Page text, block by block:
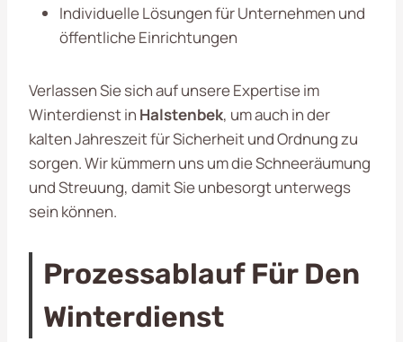
Individuelle Lösungen für Unternehmen und
öffentliche Einrichtungen
Verlassen Sie sich auf unsere Expertise im
Winterdienst in Halstenbek, um auch in der
kalten Jahreszeit für Sicherheit und Ordnung zu
sorgen. Wir kümmern uns um die Schneeräumung
und Streuung, damit Sie unbesorgt unterwegs
sein können.
Prozessablauf Für Den
Winterdienst